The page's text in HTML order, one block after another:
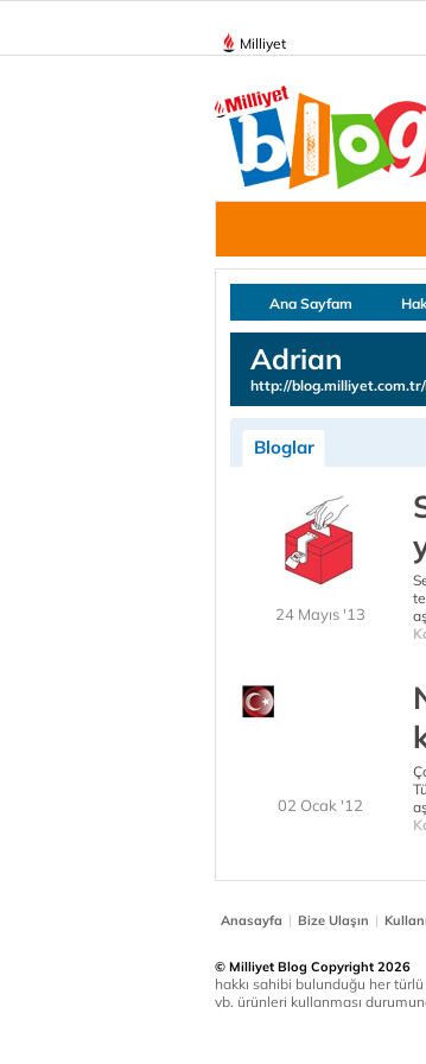
Milliyet
Ana Sayfam
Adrian
http://
Bloglar
24 Mayıs '13
02 Ocak '12
Anasayfa | Bize Ulaşın |
© Milliyet Blog Copyright 2026
hakkı sahibi bulunduğu her
vb. ürünleri kullanması